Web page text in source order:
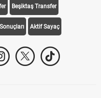
Beşiktaş Transfer
Aktif Sayaç